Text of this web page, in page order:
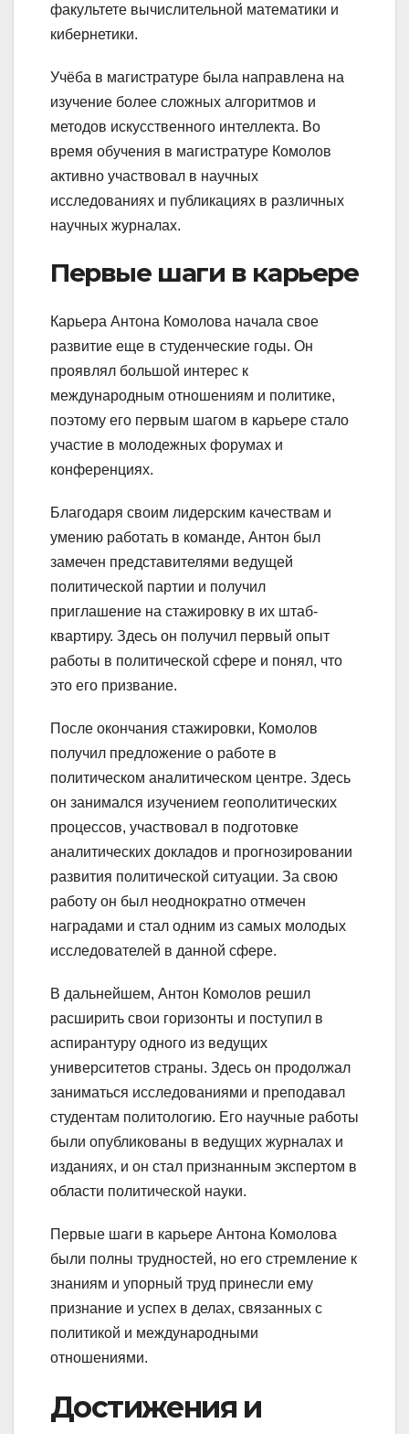
факультете вычислительной математики и
кибернетики.
Учёба в магистратуре была направлена на
изучение более сложных алгоритмов и
методов искусственного интеллекта. Во
время обучения в магистратуре Комолов
активно участвовал в научных
исследованиях и публикациях в различных
научных журналах.
Первые шаги в карьере
Карьера Антона Комолова начала свое
развитие еще в студенческие годы. Он
проявлял большой интерес к
международным отношениям и политике,
поэтому его первым шагом в карьере стало
участие в молодежных форумах и
конференциях.
Благодаря своим лидерским качествам и
умению работать в команде, Антон был
замечен представителями ведущей
политической партии и получил
приглашение на стажировку в их штаб-
квартиру. Здесь он получил первый опыт
работы в политической сфере и понял, что
это его призвание.
После окончания стажировки, Комолов
получил предложение о работе в
политическом аналитическом центре. Здесь
он занимался изучением геополитических
процессов, участвовал в подготовке
аналитических докладов и прогнозировании
развития политической ситуации. За свою
работу он был неоднократно отмечен
наградами и стал одним из самых молодых
исследователей в данной сфере.
В дальнейшем, Антон Комолов решил
расширить свои горизонты и поступил в
аспирантуру одного из ведущих
университетов страны. Здесь он продолжал
заниматься исследованиями и преподавал
студентам политологию. Его научные работы
были опубликованы в ведущих журналах и
изданиях, и он стал признанным экспертом в
области политической науки.
Первые шаги в карьере Антона Комолова
были полны трудностей, но его стремление к
знаниям и упорный труд принесли ему
признание и успех в делах, связанных с
политикой и международными
отношениями.
Достижения и